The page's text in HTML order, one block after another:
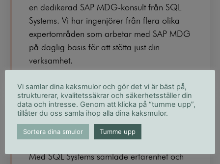
en dedikerad SAP MDG-konsult från SQL
Systems. Vi har ingenjörer från flera olika
expertområden som arbetar med SAP MDG
på daglig basis för att stötta just din
verksamhet.
02
Med SQL Systems samlade erfarenhet och
Vi samlar dina kaksmulor och gör det vi är bäst på,
strukturerar, kvalitetssäkrar och säkerhetsställer din
data och intresse. Genom att klicka på “tumme upp”,
tillåter du oss samla ihop alla dina kaksmulor.
Sortera dina smulor Tumme upp